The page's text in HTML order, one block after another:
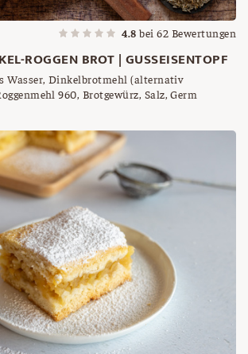
4.8 bei62 Bewertungen
ROGGEN BROT | GUSSEISENTOPF
Wasser, Dinkelbrotmehl (alternativ
960, Brotgewürz, Salz, Germ